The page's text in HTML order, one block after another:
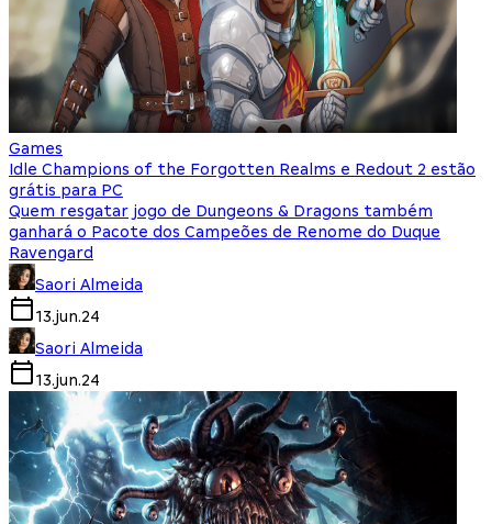
Games
Idle Champions of the Forgotten Realms e Redout 2 estão
grátis para PC
Quem resgatar jogo de Dungeons & Dragons também
ganhará o Pacote dos Campeões de Renome do Duque
Ravengard
Saori Almeida
13.jun.24
Saori Almeida
13.jun.24